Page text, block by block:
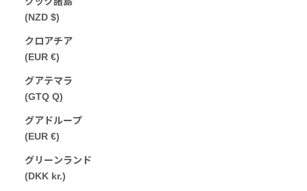
(NZD $)
クロアチア
(EUR €)
グアテマラ
(GTQ Q)
グアドループ
(EUR €)
グリーンランド
(DKK kr.)